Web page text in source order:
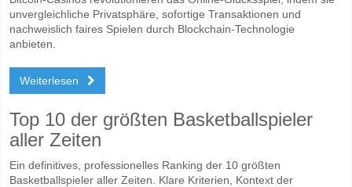
unvergleichliche Privatsphäre, sofortige Transaktionen und
nachweislich faires Spielen durch Blockchain-Technologie
anbieten.
Weiterlesen
Top 10 der größten Basketballspieler
aller Zeiten
Ein definitives, professionelles Ranking der 10 größten
Basketballspieler aller Zeiten. Klare Kriterien, Kontext der